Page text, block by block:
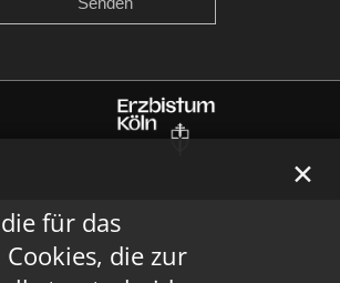
für das
die zur
✕